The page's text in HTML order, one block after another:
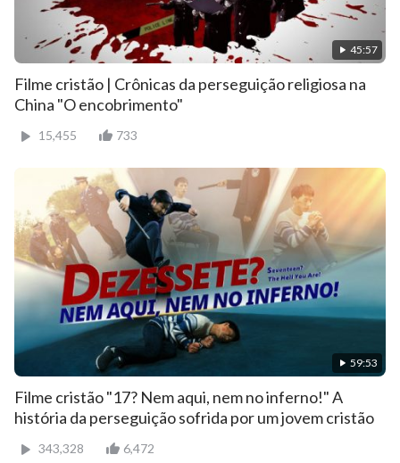
45:57
Filme cristão | Crônicas da perseguição religiosa na
China "O encobrimento"
15,455 733
59:53
Filme cristão "17? Nem aqui, nem no inferno!" A
história da perseguição sofrida por um jovem cristão
343,328 6,472